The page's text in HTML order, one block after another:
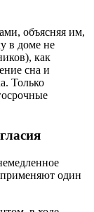
объясняя им,
в доме не
как
сна и
Только
применяют один